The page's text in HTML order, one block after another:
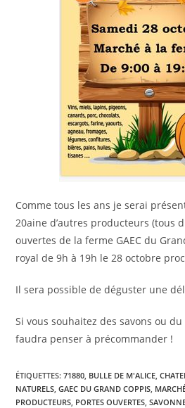
Comme tous les ans je serai
20aine d’autres producteurs (tous
ouvertes de la ferme GAEC du
royal de 9h à 19h le 28 octobre
Il sera possible de déguster une
Si vous souhaitez des savons ou
faudra penser à précommander !
ÉTIQUETTES:71880 BULLE DE M'ALICE
NATURELS GAEC DU GRAND COPPIS
PRODUCTEURS PORTES OUVERTES